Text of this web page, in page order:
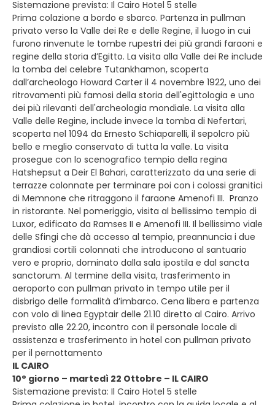
Sistemazione prevista: Il Cairo Hotel 5 stelle
Prima colazione a bordo e sbarco. Partenza in pullman
privato verso la Valle dei Re e delle Regine, il luogo in cui
furono rinvenute le tombe rupestri dei più grandi faraoni e
regine della storia d’Egitto. La visita alla Valle dei Re include
la tomba del celebre Tutankhamon, scoperta
dall’archeologo Howard Carter il 4 novembre 1922, uno dei
ritrovamenti più famosi della storia dell'egittologia e uno
dei più rilevanti dell'archeologia mondiale. La visita alla
Valle delle Regine, include invece la tomba di Nefertari,
scoperta nel 1094 da Ernesto Schiaparelli, il sepolcro più
bello e meglio conservato di tutta la valle. La visita
prosegue con lo scenografico tempio della regina
Hatshepsut a Deir El Bahari, caratterizzato da una serie di
terrazze colonnate per terminare poi con i colossi granitici
di Memnone che ritraggono il faraone Amenofi III. Pranzo
in ristorante. Nel pomeriggio, visita al bellissimo tempio di
Luxor, edificato da Ramses II e Amenofi III. Il bellissimo viale
delle Sfingi che dà accesso al tempio, preannuncia i due
grandiosi cortili colonnati che introducono al santuario
vero e proprio, dominato dalla sala ipostila e dal sancta
sanctorum. Al termine della visita, trasferimento in
aeroporto con pullman privato in tempo utile per il
disbrigo delle formalità d’imbarco. Cena libera e partenza
con volo di linea Egyptair delle 21.10 diretto al Cairo. Arrivo
previsto alle 22.20, incontro con il personale locale di
assistenza e trasferimento in hotel con pullman privato
per il pernottamento
IL CAIRO
10° giorno – martedì 22 Ottobre – IL CAIRO
Sistemazione prevista: Il Cairo Hotel 5 stelle